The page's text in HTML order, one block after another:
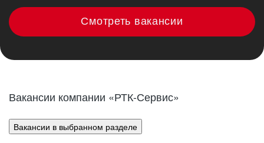
Смотреть вакансии
Вакансии компании «РТК-Сервис»
Вакансии в выбранном разделе